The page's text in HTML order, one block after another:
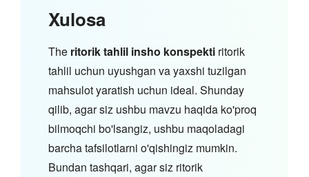
Xulosa
The ritorik tahlil insho konspekti ritorik
tahlil uchun uyushgan va yaxshi tuzilgan
mahsulot yaratish uchun ideal. Shunday
qilib, agar siz ushbu mavzu haqida ko'proq
bilmoqchi bo'lsangiz, ushbu maqoladagi
barcha tafsilotlarni o'qishingiz mumkin.
Bundan tashqari, agar siz ritorik